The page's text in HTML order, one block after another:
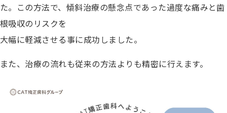
た。この方法で、傾斜治療の懸念点であった過度な痛みと歯
根吸収のリスクを
大幅に軽減させる事に成功しました。
また、治療の流れも従来の方法よりも精密に行えます。